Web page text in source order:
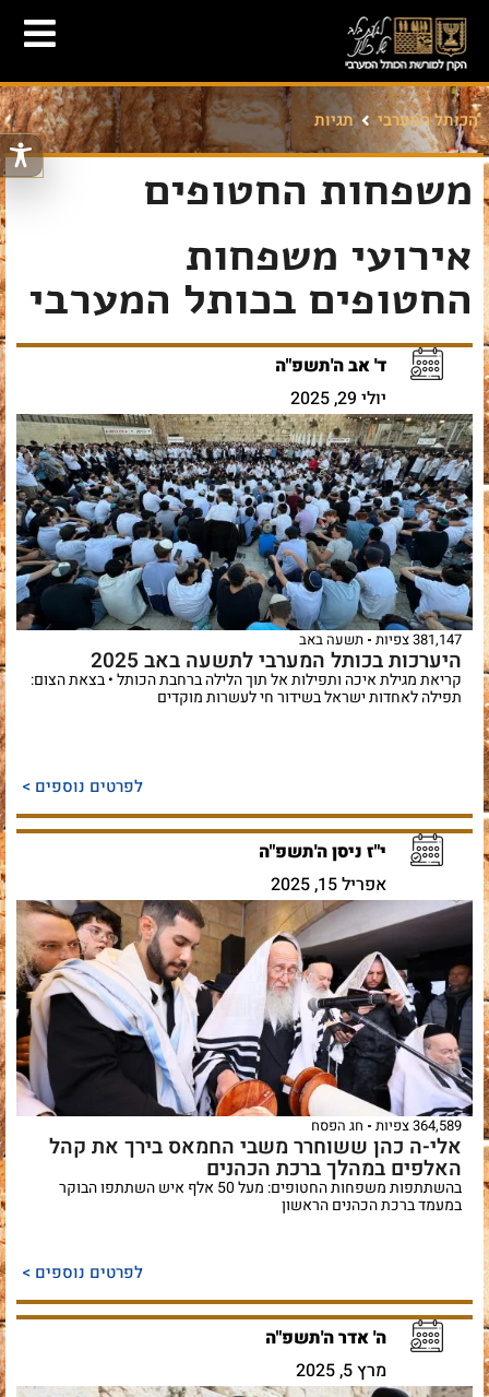
הכותל המערבי תגיות
משפחות החטופים
אירועי משפחות
החטופים בכותל המערבי
ד' אב ה'תשפ"ה
יולי 29, 2025
381,147 צפיות תשעה באב
היערכות בכותל המערבי לתשעה באב 2025
קריאת מגילת איכה ותפילות אל תוך הלילה ברחבת הכותל • בצאת הצום:
תפילה לאחדות ישראל בשידור חי לעשרות מוקדים
לפרטים נוספים >
י"ז ניסן ה'תשפ"ה
אפריל 15, 2025
364,589 צפיות חג הפסח
אלי-ה כהן ששוחרר משבי החמאס בירך את קהל
האלפים במהלך ברכת הכהנים
בהשתתפות משפחות החטופים: מעל 50 אלף איש השתתפו הבוקר
במעמד ברכת הכהנים הראשון
לפרטים נוספים >
ה' אדר ה'תשפ"ה
מרץ 5, 2025